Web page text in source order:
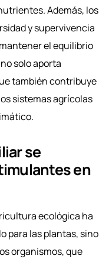
Además, los
y supervivencia
el equilibrio
solo aporta
también contribuye
sistemas agrícolas
se
en
ecológica ha
para las plantas, sino
organismos, que